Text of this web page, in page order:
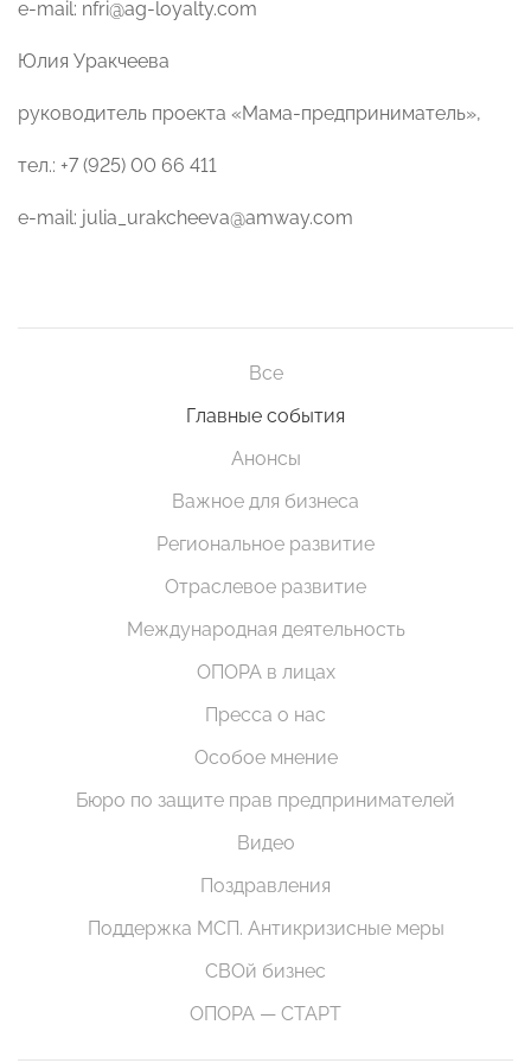
e-mail: nfri@ag-loyalty.com
Юлия Уракчеева
руководитель проекта «Мама-предприниматель»,
тел.: +7 (925) 00 66 411
e-mail: julia_urakcheeva@amway.com
Все
Главные события
Анонсы
Важное для бизнеса
Региональное развитие
Отраслевое развитие
Международная деятельность
ОПОРА в лицах
Пресса о нас
Особое мнение
Бюро по защите прав предпринимателей
Видео
Поздравления
Поддержка МСП. Антикризисные меры
СВОй бизнес
ОПОРА — СТАРТ